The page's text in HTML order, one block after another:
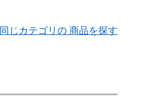
同じカテゴリの 商品を探す